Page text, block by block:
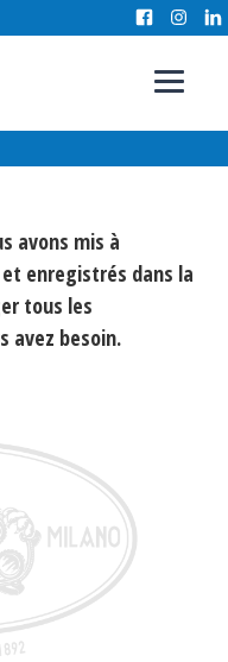
avons mis à
enregistrés dans la
tous les
avez besoin.